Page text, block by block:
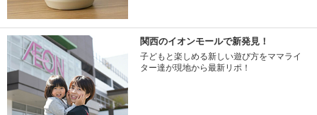
関西のイオンモールで新発見！
子どもと楽しめる新しい遊び方をママライ
ター達が現地から最新リポ！